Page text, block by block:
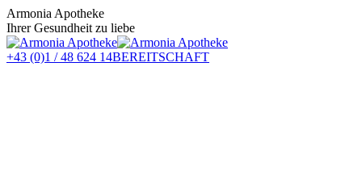
Zum
Inhalt
springen
Armonia Apotheke
Ihrer Gesundheit zu liebe
+43 (0)1 / 48 624 14BEREITSCHAFT